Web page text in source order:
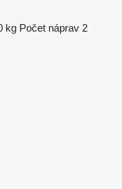
kg Počet náprav 2